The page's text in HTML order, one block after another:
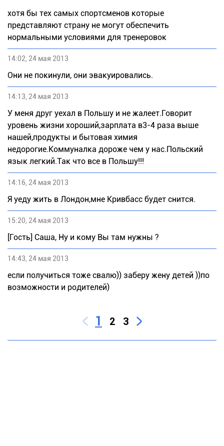
хотя бы тех самых спортсменов которые
представляют страну не могут обеспечить
нормальными условиями для тренеровок
14:02, 24 мая 2013
Они не покинули, они эвакуировались.
14:13, 24 мая 2013
У меня друг уехал в Польшу и не жалеет.Говорит
уровень жизни хороший,зарплата в3-4 раза выше
нашей,продукты и бытовая химия
недорогие.Коммуналка дороже чем у нас.Польский
язык легкий.Так что все в Польшу!!!
14:16, 24 мая 2013
Я уеду жить в Лондон,мне Кривбасс будет снится.
15:20, 24 мая 2013
[Гость] Саша, Ну и кому Вы там нужны ?
14:43, 24 мая 2013
если получиться тоже свалю)) заберу жену детей ))по
возможности и родителей)
1 2 3